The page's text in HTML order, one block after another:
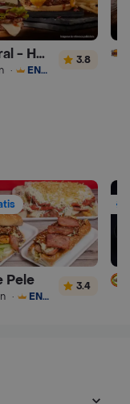
El Corral - Hamburguesa
· ENVÍO GRATIS
3.8
Pele
· ENVÍO GRATIS
3.4